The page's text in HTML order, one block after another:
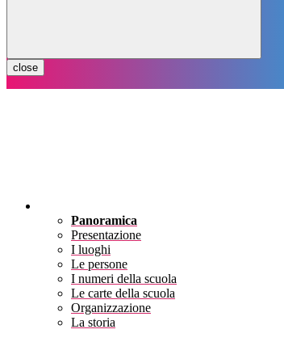
close
Panoramica
Presentazione
I luoghi
Le persone
I numeri della scuola
Le carte della scuola
Organizzazione
La storia